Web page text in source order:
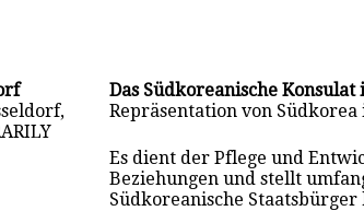
Das Südkoreanische Konsulat
Repräsentation von Südkorea
Es dient der Pflege und
Beziehungen und stellt
Südkoreanische Staatsbürger